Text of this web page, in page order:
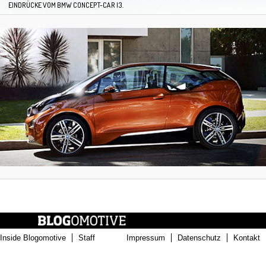
EINDRÜCKE VOM BMW CONCEPT-CAR I3.
Inside Blogomotive Staff Impressum Datenschutz Kontakt